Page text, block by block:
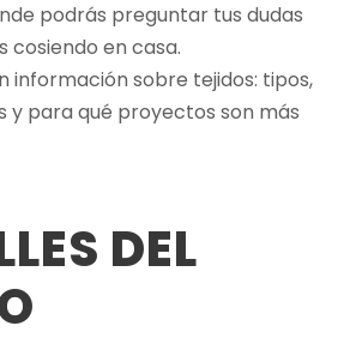
podrás preguntar tus dudas
cosiendo en casa.
información sobre tejidos: tipos,
para qué proyectos son más
DEL